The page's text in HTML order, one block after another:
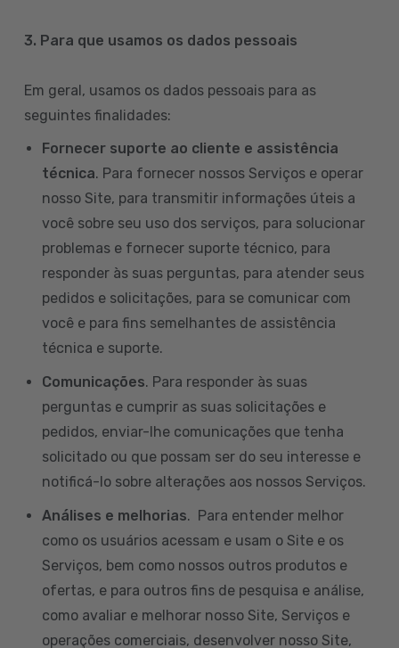
3. Para que usamos os dados pessoais
Em geral, usamos os dados pessoais para as
seguintes finalidades:
Fornecer suporte ao cliente e assistência
técnica. Para fornecer nossos Serviços e operar
nosso Site, para transmitir informações úteis a
você sobre seu uso dos serviços, para solucionar
problemas e fornecer suporte técnico, para
responder às suas perguntas, para atender seus
pedidos e solicitações, para se comunicar com
você e para fins semelhantes de assistência
técnica e suporte.
Comunicações. Para responder às suas
perguntas e cumprir as suas solicitações e
pedidos, enviar-lhe comunicações que tenha
solicitado ou que possam ser do seu interesse e
notificá-lo sobre alterações aos nossos Serviços.
Análises e melhorias. Para entender melhor
como os usuários acessam e usam o Site e os
Serviços, bem como nossos outros produtos e
ofertas, e para outros fins de pesquisa e análise,
como avaliar e melhorar nosso Site, Serviços e
operações comerciais, desenvolver nosso Site,